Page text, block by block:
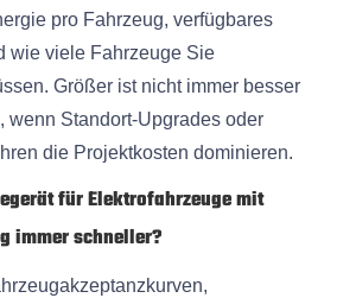
pro Fahrzeug, verfügbares
wie viele Fahrzeuge Sie
Größer ist nicht immer besser
wenn Standort-Upgrades oder
die Projektkosten dominieren.
für Elektrofahrzeuge mit
immer schneller?